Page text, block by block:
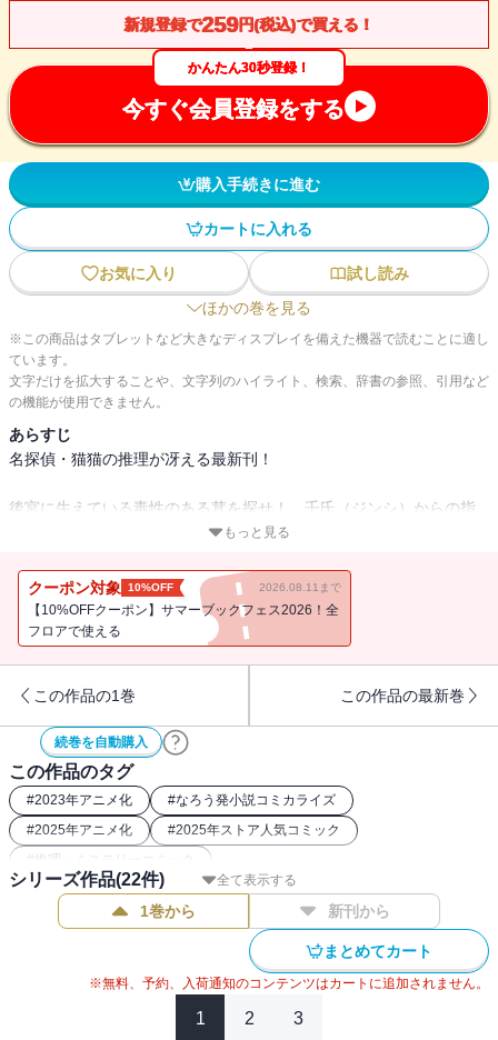
新規登録で259円(税込)で買える！
かんたん30秒登録！
今すぐ会員登録をする
購入手続きに進む
カートに入れる
お気に入り
試し読み
ほかの巻を見る
※この商品はタブレットなど大きなディスプレイを備えた機器で読むことに適し
ています。
文字だけを拡大することや、文字列のハイライト、検索、辞書の参照、引用など
の機能が使用できません。
あらすじ
名探偵・猫猫の推理が冴える最新刊！
後宮に生えている毒性のある茸を探せ！ 壬氏（ジンシ）からの指
令を不審がりながらも、毒草好きの血が騒ぎ後宮中を駆け回る猫猫
女頭のお供として葬儀へ参列することに。すると、斎場に突如現れ
た包帯まみれの謎の女──妃の亡骸に罵詈雑言を浴びせ、暴れ回
る・・・!! 斎場が騒然とする中、猫猫は何か閃いたようで・・・!?
もっと見る
クーポン対象 10%OFF 2026.08.11まで
【10%OFFクーポン】サマーブックフェス2026！全
フロアで使える
この作品の1巻 この作品の最新巻
続巻を自動購入
この作品のタグ
#2023年アニメ化 #なろう発小説コミカライズ
#2025年アニメ化 #2025年ストア人気コミック
# 推理・ミステリーコミック
全て表示する
シリーズ作品(22件)
1巻から 新刊から
まとめてカート
※無料、予約、入荷通知のコンテンツはカートに追加されません。
1 2 3